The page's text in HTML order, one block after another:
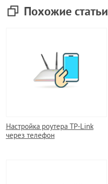
Похожие статьи
Настройка роутера TP-Link
через телефон